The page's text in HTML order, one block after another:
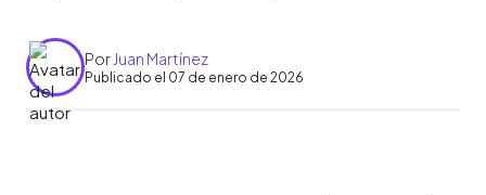
Por Juan Martínez
Publicado el 07 de enero de 2026